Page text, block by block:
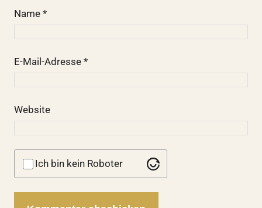
Name *
E-Mail-Adresse *
Website
Ich bin kein Roboter